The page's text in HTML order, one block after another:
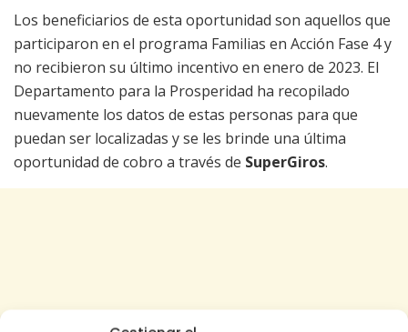
Los beneficiarios de esta oportunidad son aquellos que
participaron en el programa Familias en Acción Fase 4 y
no recibieron su último incentivo en enero de 2023. El
Departamento para la Prosperidad ha recopilado
nuevamente los datos de estas personas para que
puedan ser localizadas y se les brinde una última
oportunidad de cobro a través de SuperGiros.